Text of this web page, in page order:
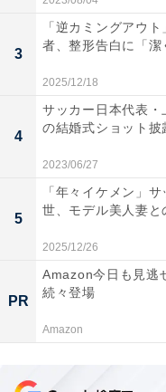
3
「逆カミングアウ
者、整形告白に「
2025/12/18
4
サッカー日本代表・
の結婚式ショット
2023/06/27
5
「年々イケメン」
世、モデル美人妻
2025/12/26
PR
Amazon今日も見逃
続々登場
Amazon